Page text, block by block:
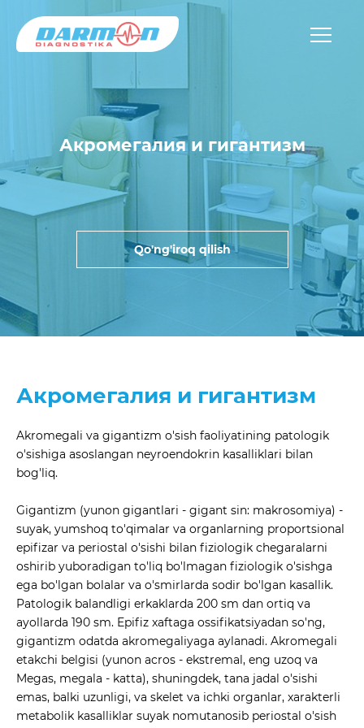
Акромегалия и гигантизм
Qo'ng'iroq qilish
Акромегалия и гигантизм
Akromegali va gigantizm o'sish faoliyatining patologik
o'sishiga asoslangan neyroendokrin kasalliklari bilan
bog'liq.
Gigantizm (yunon gigantlari - gigant sin: makrosomiya) -
suyak, yumshoq to'qimalar va organlarning proportsional
epifizar va periostal o'sishi bilan fiziologik chegaralarni
oshirib yuboradigan to'liq bo'lmagan fiziologik o'sishga
ega bo'lgan bolalar va o'smirlarda sodir bo'lgan kasallik.
Patologik balandligi erkaklarda 200 sm dan ortiq va
ayollarda 190 sm. Epifiz xaftaga ossifikatsiyadan so'ng,
gigantizm odatda akromegaliyaga aylanadi. Akromegali
etakchi belgisi (yunon acros - ekstremal, eng uzoq va
Megas, megala - katta), shuningdek, tana jadal o'sishi
emas, balki uzunligi, va skelet va ichki organlar, xarakterli
metabolik kasalliklar suyak nomutanosib periostal o'sish